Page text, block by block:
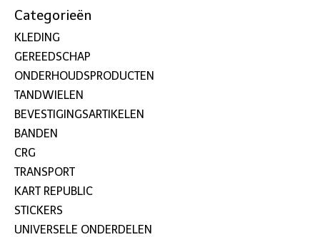
Categorieën
KLEDING
GEREEDSCHAP
ONDERHOUDSPRODUCTEN
TANDWIELEN
BEVESTIGINGSARTIKELEN
BANDEN
CRG
TRANSPORT
KART REPUBLIC
STICKERS
UNIVERSELE ONDERDELEN